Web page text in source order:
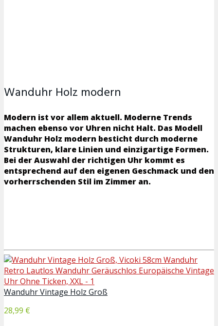
Wanduhr Holz modern
Modern ist vor allem aktuell. Moderne Trends
machen ebenso vor Uhren nicht Halt. Das Modell
Wanduhr Holz modern besticht durch moderne
Strukturen, klare Linien und einzigartige Formen.
Bei der Auswahl der richtigen Uhr kommt es
entsprechend auf den eigenen Geschmack und den
vorherrschenden Stil im Zimmer an.
Wanduhr Vintage Holz Groß
28,99 €